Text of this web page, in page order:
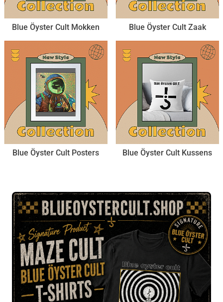
Blue Öyster Cult Mokken Blue Öyster Cult Zaak
Blue Öyster Cult Posters Blue Öyster Cult Kussens